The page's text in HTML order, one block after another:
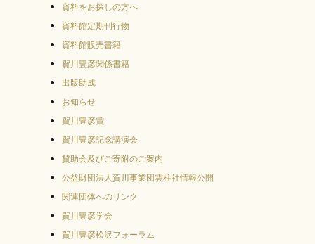
資料をお探しの方へ
資料館定期刊行物
資料館販売書籍
賀川豊彦関係書籍
出版助成
お知らせ
賀川豊彦賞
賀川豊彦記念講演会
賛助会及びご寄附のご案内
公益財団法人賀川事業団雲柱社情報公開
関連団体へのリンク
賀川豊彦学会
賀川豊彦松沢フォーラム